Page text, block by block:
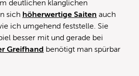
deutlichen klanglichen
sich höherwertige Saiten auch
ich umgehend feststelle. Sie
besser mit und gerade bei
Greifhand benötigt man spürbar